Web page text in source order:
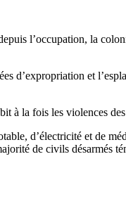
l’occupation, la
d’expropriation et
la fois les violences
d’électricité et de
de civils désarmés